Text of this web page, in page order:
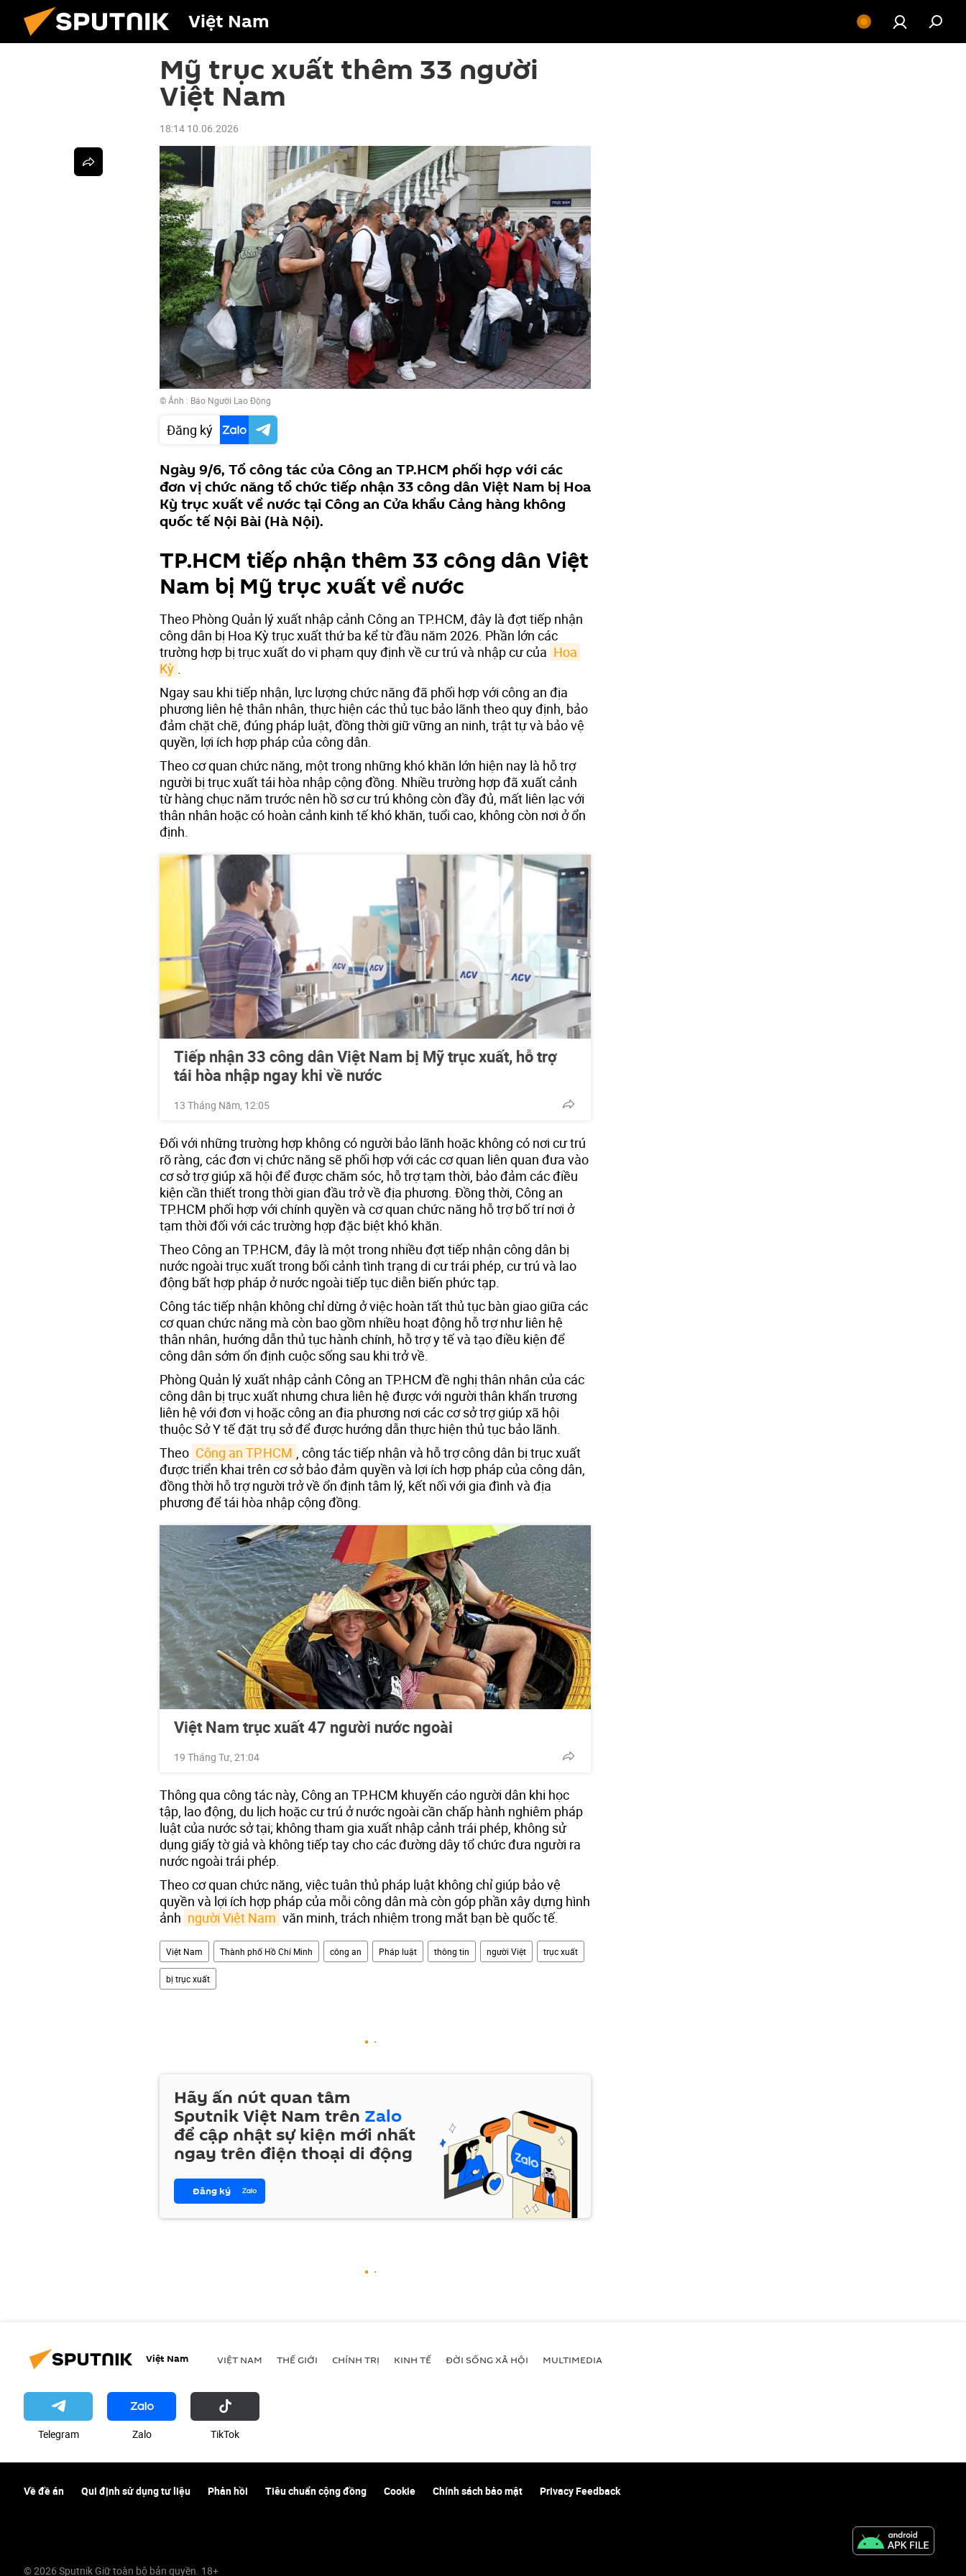
Việt Nam
Mỹ trục xuất thêm 33 người
Việt Nam
18:14 10.06.2026
© Ảnh : Báo Người Lao Động
Đăng ký
Ngày 9/6, Tổ công tác của Công an TP.HCM phối hợp với các
đơn vị chức năng tổ chức tiếp nhận 33 công dân Việt Nam bị Hoa
Kỳ trục xuất về nước tại Công an Cửa khẩu Cảng hàng không
quốc tế Nội Bài (Hà Nội).
TP.HCM tiếp nhận thêm 33 công dân Việt
Nam bị Mỹ trục xuất về nước
Theo Phòng Quản lý xuất nhập cảnh Công an TP.HCM, đây là đợt tiếp nhận
công dân bị Hoa Kỳ trục xuất thứ ba kể từ đầu năm 2026. Phần lớn các
trường hợp bị trục xuất do vi phạm quy định về cư trú và nhập cư của Hoa
Kỳ
Ngay sau khi tiếp nhận, lực lượng chức năng đã phối hợp với công an địa
phương liên hệ thân nhân, thực hiện các thủ tục bảo lãnh theo quy định, bảo
đảm chặt chẽ, đúng pháp luật, đồng thời giữ vững an ninh, trật tự và bảo vệ
quyền, lợi ích hợp pháp của công dân.
Theo cơ quan chức năng, một trong những khó khăn lớn hiện nay là hỗ trợ
người bị trục xuất tái hòa nhập cộng đồng. Nhiều trường hợp đã xuất cảnh
từ hàng chục năm trước nên hồ sơ cư trú không còn đầy đủ, mất liên lạc với
thân nhân hoặc có hoàn cảnh kinh tế khó khăn, tuổi cao, không còn nơi ở ổn
định.
Tiếp nhận 33 công dân Việt Nam bị Mỹ trục xuất, hỗ trợ
tái hòa nhập ngay khi về nước
13 Tháng Năm, 12:05
Đối với những trường hợp không có người bảo lãnh hoặc không có nơi cư trú
rõ ràng, các đơn vị chức năng sẽ phối hợp với các cơ quan liên quan đưa vào
cơ sở trợ giúp xã hội để được chăm sóc, hỗ trợ tạm thời, bảo đảm các điều
kiện cần thiết trong thời gian đầu trở về địa phương. Đồng thời, Công an
TP.HCM phối hợp với chính quyền và cơ quan chức năng hỗ trợ bố trí nơi ở
tạm thời đối với các trường hợp đặc biệt khó khăn.
Theo Công an TP.HCM, đây là một trong nhiều đợt tiếp nhận công dân bị
nước ngoài trục xuất trong bối cảnh tình trạng di cư trái phép, cư trú và lao
động bất hợp pháp ở nước ngoài tiếp tục diễn biến phức tạp.
Công tác tiếp nhận không chỉ dừng ở việc hoàn tất thủ tục bàn giao giữa các
cơ quan chức năng mà còn bao gồm nhiều hoạt động hỗ trợ như liên hệ
thân nhân, hướng dẫn thủ tục hành chính, hỗ trợ y tế và tạo điều kiện để
công dân sớm ổn định cuộc sống sau khi trở về.
Phòng Quản lý xuất nhập cảnh Công an TP.HCM đề nghị thân nhân của các
công dân bị trục xuất nhưng chưa liên hệ được với người thân khẩn trương
liên hệ với đơn vị hoặc công an địa phương nơi các cơ sở trợ giúp xã hội
thuộc Sở Y tế đặt trụ sở để được hướng dẫn thực hiện thủ tục bảo lãnh.
Theo Công an TP.HCM , công tác tiếp nhận và hỗ trợ công dân bị trục xuất
được triển khai trên cơ sở bảo đảm quyền và lợi ích hợp pháp của công dân,
đồng thời hỗ trợ người trở về ổn định tâm lý, kết nối với gia đình và địa
phương để tái hòa nhập cộng đồng.
Việt Nam trục xuất 47 người nước ngoài
19 Tháng Tư, 21:04
Thông qua công tác này, Công an TP.HCM khuyến cáo người dân khi học
tập, lao động, du lịch hoặc cư trú ở nước ngoài cần chấp hành nghiêm pháp
luật của nước sở tại; không tham gia xuất nhập cảnh trái phép, không sử
dụng giấy tờ giả và không tiếp tay cho các đường dây tổ chức đưa người ra
nước ngoài trái phép.
Theo cơ quan chức năng, việc tuân thủ pháp luật không chỉ giúp bảo vệ
quyền và lợi ích hợp pháp của mỗi công dân mà còn góp phần xây dựng hình
ảnh người Việt Nam văn minh, trách nhiệm trong mắt bạn bè quốc tế.
Việt Nam Thành phố Hồ Chí Minh công an Pháp luật thông tin người Việt trục xuất
bị trục xuất
Hãy ấn nút quan tâm
Sputnik Việt Nam trên Zalo
để cập nhật sự kiện mới nhất
ngay trên điện thoại di động
Đăng ký
Việt Nam VIỆT NAM THẾ GIỚI CHÍNH TRỊ KINH TẾ ĐỜI SỐNG XÃ HỘI MULTIMEDIA
Telegram Zalo ТikТоk
Về đề án Qui định sử dụng tư liệu Phản hồi Tiêu chuẩn cộng đồng Cookie Chính sách bảo mật Privacy Feedback
© 2026 Sputnik Giữ toàn bộ bản quyền. 18+